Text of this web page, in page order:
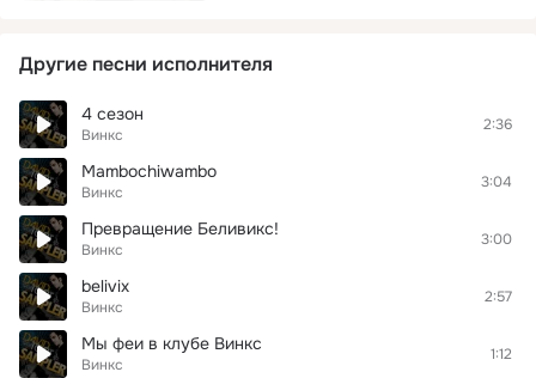
Другие песни исполнителя
4 сезон
Винкс
2:36
Mambochiwambo
Винкс
3:04
Превращение Беливикс!
Винкс
3:00
belivix
Винкс
2:57
Мы феи в клубе Винкс
Винкс
1:12